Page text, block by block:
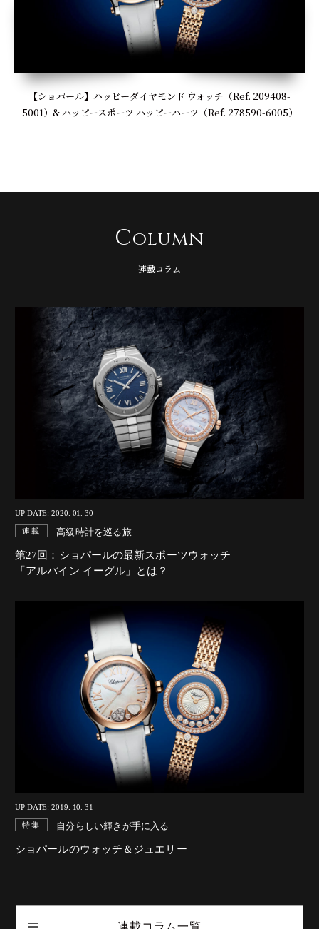
【ショパール】ハッピーダイヤモンド ウォッチ（Ref. 209408-
5001）& ハッピースポーツ ハッピーハーツ（Ref. 278590-6005）
Column
連載コラム
UP DATE: 2020. 01. 30
連載 高級時計を巡る旅
第27回：ショパールの最新スポーツウォッチ
「アルパイン イーグル」とは？
UP DATE: 2019. 10. 31
特集 自分らしい輝きが手に入る
ショパールのウォッチ＆ジュエリー
連載コラム一覧